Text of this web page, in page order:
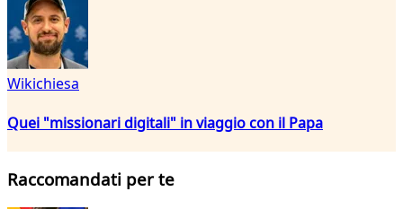
Wikichiesa
Quei "missionari digitali" in viaggio con il Papa
Raccomandati per te